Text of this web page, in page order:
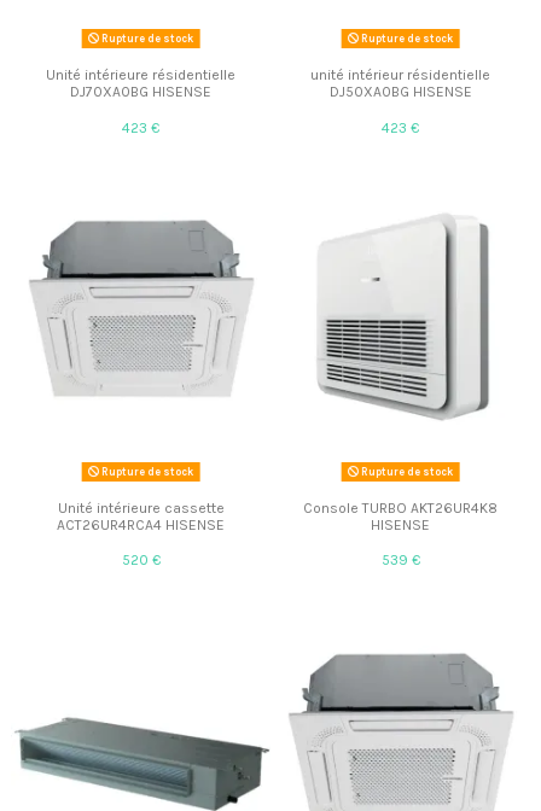
Rupture de stock
Unité intérieure résidentielle
DJ70XA0BG HISENSE
423 €
Rupture de stock
unité intérieur résidentielle
DJ50XA0BG HISENSE
423 €
Rupture de stock
Unité intérieure cassette
ACT26UR4RCA4 HISENSE
520 €
Rupture de stock
Console TURBO AKT26UR4K8
HISENSE
539 €